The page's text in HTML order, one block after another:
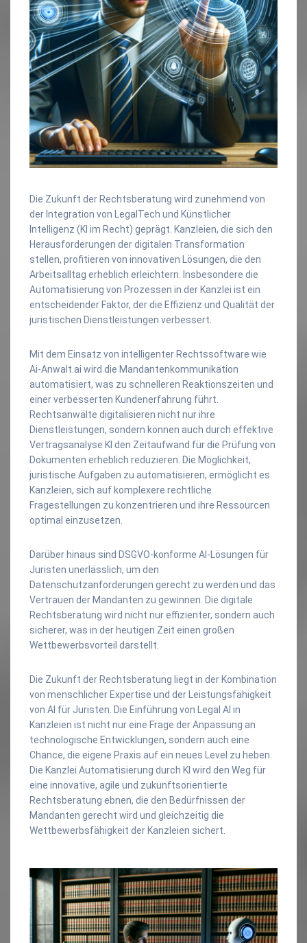
Die Zukunft der Rechtsberatung wird zunehmend von
der Integration von LegalTech und Künstlicher
Intelligenz (KI im Recht) geprägt. Kanzleien, die sich den
Herausforderungen der digitalen Transformation
stellen, profitieren von innovativen Lösungen, die den
Arbeitsalltag erheblich erleichtern. Insbesondere die
Automatisierung von Prozessen in der Kanzlei ist ein
entscheidender Faktor, der die Effizienz und Qualität der
juristischen Dienstleistungen verbessert.
Mit dem Einsatz von intelligenter Rechtssoftware wie
Ai-Anwalt.ai wird die Mandantenkommunikation
automatisiert, was zu schnelleren Reaktionszeiten und
einer verbesserten Kundenerfahrung führt.
Rechtsanwälte digitalisieren nicht nur ihre
Dienstleistungen, sondern können auch durch effektive
Vertragsanalyse KI den Zeitaufwand für die Prüfung von
Dokumenten erheblich reduzieren. Die Möglichkeit,
juristische Aufgaben zu automatisieren, ermöglicht es
Kanzleien, sich auf komplexere rechtliche
Fragestellungen zu konzentrieren und ihre Ressourcen
optimal einzusetzen.
Darüber hinaus sind DSGVO-konforme AI-Lösungen für
Juristen unerlässlich, um den
Datenschutzanforderungen gerecht zu werden und das
Vertrauen der Mandanten zu gewinnen. Die digitale
Rechtsberatung wird nicht nur effizienter, sondern auch
sicherer, was in der heutigen Zeit einen großen
Wettbewerbsvorteil darstellt.
Die Zukunft der Rechtsberatung liegt in der Kombination
von menschlicher Expertise und der Leistungsfähigkeit
von AI für Juristen. Die Einführung von Legal AI in
Kanzleien ist nicht nur eine Frage der Anpassung an
technologische Entwicklungen, sondern auch eine
Chance, die eigene Praxis auf ein neues Level zu heben.
Die Kanzlei Automatisierung durch KI wird den Weg für
eine innovative, agile und zukunftsorientierte
Rechtsberatung ebnen, die den Bedürfnissen der
Mandanten gerecht wird und gleichzeitig die
Wettbewerbsfähigkeit der Kanzleien sichert.